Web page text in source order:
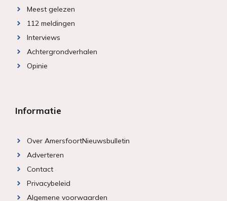
Meest gelezen
112 meldingen
Interviews
Achtergrondverhalen
Opinie
Informatie
Over AmersfoortNieuwsbulletin
Adverteren
Contact
Privacybeleid
Algemene voorwaarden